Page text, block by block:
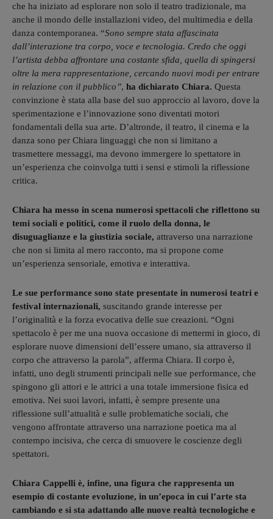
che ha iniziato ad esplorare non solo il teatro tradizionale, ma
anche il mondo delle installazioni video, del multimedia e della
danza contemporanea. “Sono sempre stata affascinata
dall’interazione tra corpo, voce e tecnologia. Credo che oggi
l’artista debba affrontare una costante sfida, quella di spingersi
oltre la mera rappresentazione, cercando nuovi modi per entrare
in relazione con il pubblico”, ha dichiarato Chiara. Questa
convinzione è stata alla base del suo approccio al lavoro, dove la
sperimentazione e l’innovazione sono diventati motori
fondamentali della sua arte. D’altronde, il teatro, il cinema e la
danza sono per Chiara linguaggi che non si limitano a
trasmettere messaggi, ma devono immergere lo spettatore in
un’esperienza che coinvolga tutti i sensi e stimoli la riflessione
critica.
Chiara ha messo in scena numerosi spettacoli che riflettono su
temi sociali e politici, come il ruolo della donna, le
disuguaglianze e la giustizia sociale, attraverso una narrazione
che non si limita al mero racconto, ma si propone come
un’esperienza sensoriale, emotiva e interattiva.
Le sue performance sono state presentate in numerosi teatri e
festival internazionali, suscitando grande interesse per
l’originalità e la forza evocativa delle sue creazioni. “Ogni
spettacolo è per me una nuova occasione di mettermi in gioco, di
esplorare nuove dimensioni dell’essere umano, sia attraverso il
corpo che attraverso la parola”, afferma Chiara. Il corpo è,
infatti, uno degli strumenti principali nelle sue performance, che
spingono gli attori e le attrici a una totale immersione fisica ed
emotiva. Nei suoi lavori, infatti, è sempre presente una
riflessione sull’attualità e sulle problematiche sociali, che
vengono affrontate attraverso una narrazione poetica ma al
contempo incisiva, che cerca di smuovere le coscienze degli
spettatori.
Chiara Cappelli è, infine, una figura che rappresenta un
esempio di costante evoluzione, in un’epoca in cui l’arte sta
cambiando e si sta adattando alle nuove realtà tecnologiche e